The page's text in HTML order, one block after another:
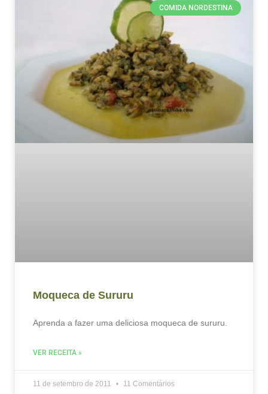
COMIDA NORDESTINA
Moqueca de Sururu
Aprenda a fazer uma deliciosa moqueca de sururu.
VER RECEITA »
11 de setembro de 2011 11 Comentários